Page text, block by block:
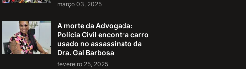
março 03, 2025
A morte da Advogada:
Polícia Civil encontra carro
usado no assassinato da
Dra. Gal Barbosa
fevereiro 25, 2025